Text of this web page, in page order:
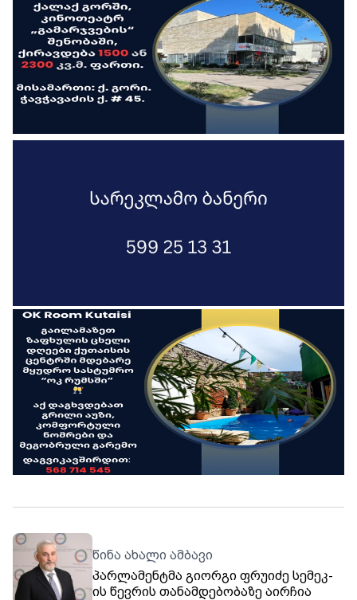
წინა ახალი ამბავი
პარლამენტმა გიორგი ფრუიძე სემეკ-
ის წევრის თანამდებობაზე აირჩია